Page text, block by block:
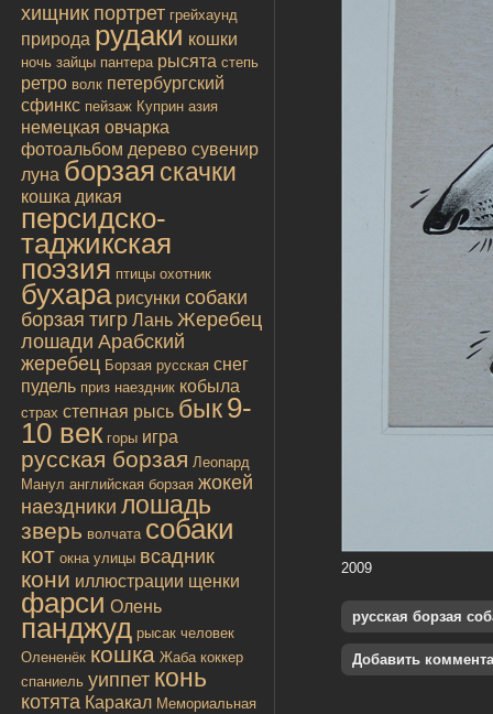
хищник портрет грейхаунд
природа рудаки кошки
ночь зайцы пантера рысята степь
ретро волк петербургский
сфинкс пейзаж Куприн азия
немецкая овчарка
фотоальбом дерево сувенир
луна борзая скачки
кошка дикая
персидско-
таджикская
поэзия птицы охотник
бухара рисунки собаки
борзая тигр Лань Жеребец
лошади Арабский
жеребец Борзая русская снег
пудель приз наездник кобыла
страх степная рысь бык9-
10 век горы игра
русская борзая Леопард
Манул английская борзая жокей
наездники лошадь
зверь волчата собаки
кот окна улицы всадник
кони иллюстрации щенки
фарси Олень
панджуд рысак человек
Олененёк кошка Жаба коккер
спаниель уиппет конь
котята Каракал Мемориальная
2009
русская борзая
Добавить